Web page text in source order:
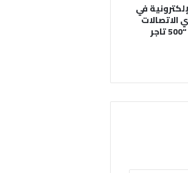
في
الاتصالات
والمالية وإطلاق مبادرة “500 تاجر